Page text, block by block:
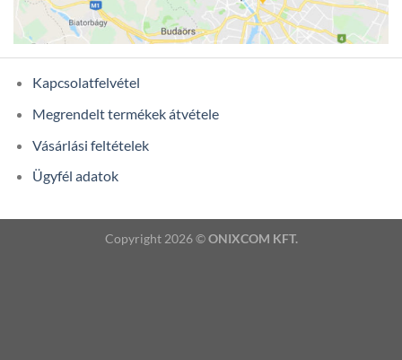
Kapcsolatfelvétel
Megrendelt termékek átvétele
Vásárlási feltételek
Ügyfél adatok
Copyright 2026 ©ONIXCOM KFT.